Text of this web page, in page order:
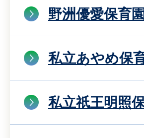
野洲優愛保育
私立あやめ保
私立祇王明照